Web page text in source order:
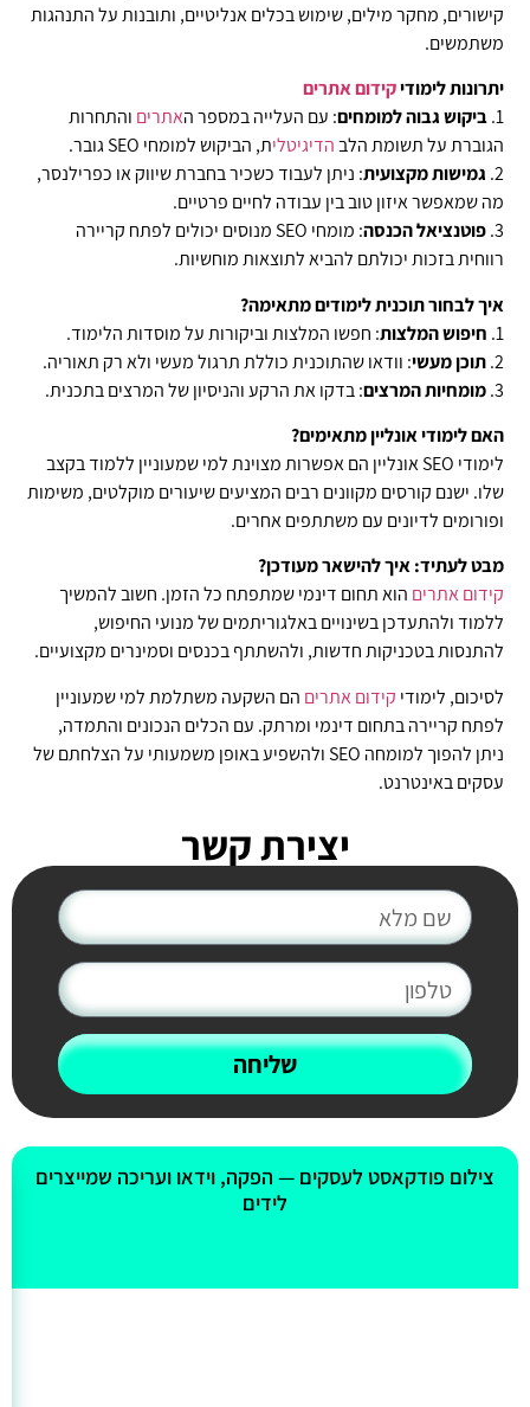
קישורים, מחקר מילים, שימוש בכלים אנליטיים, ותובנות על התנהגות
משתמשים.
יתרונות לימודיקידוםאתרים
1. ביקוש גבוה למומחים: עם העלייה במספר האתרים והתחרות
הגוברת על תשומת הלבהדיגיטלית, הביקוש למומחי SEO גובר.
2. גמישות מקצועית: ניתן לעבוד כשכיר בחברת שיווק או כפרילנסר,
מה שמאפשר איזון טוב בין עבודה לחיים פרטיים.
3. פוטנציאל הכנסה
: מומחי SEO מנוסים יכולים לפתח קריירה
רווחית בזכות יכולתם להביא לתוצאות מוחשיות.
איך לבחור תוכנית לימודים מתאימה?
1. חיפוש המלצות: חפשו המלצות וביקורות על מוסדות הלימוד.
2. תוכן מעשי: וודאו שהתוכנית כוללת תרגול מעשי ולא רק תאוריה.
3. מומחיות המרצים: בדקו את הרקע והניסיון של המרצים בתכנית.
האם לימודי אונליין מתאימים?
לימודי SEO אונליין הם אפשרות מצוינת למי שמעוניין ללמוד בקצב
שלו. ישנם קורסים מקוונים רבים המציעים שיעורים מוקלטים, משימות
ופורומים לדיונים עם משתתפים אחרים.
מבט לעתיד: איך להישאר מעודכן?
קידום אתרים הוא תחום דינמי שמתפתח כל הזמן. חשוב להמשיך
ללמוד ולהתעדכן בשינויים באלגוריתמים של מנועי החיפוש,
להתנסות בטכניקות חדשות, ולהשתתף בכנסים וסמינרים מקצועיים.
לסיכום, לימודי קידום אתרים הם השקעה משתלמת למי שמעוניין
לפתח קריירה בתחום דינמי ומרתק. עם הכלים הנכונים והתמדה,
ניתן להפוך למומחה SEO ולהשפיע באופן משמעותי על הצלחתם של
עסקים באינטרנט.
יצירת קשר
שליחה
אולי יעניין אותך גם
צילום פודקאסט לעסקים — הפקה, וידאו ועריכה שמייצרים
לידים